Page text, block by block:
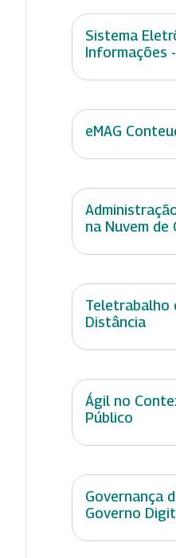
Sistema
Informações -
eMAG
na Nuvem de
Teletrabalho
Distância
Ágil no
Público
Governança
Governo